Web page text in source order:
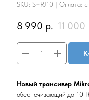
SKU: S+RJ10 | Оплата:
8 990 р. 11 000
Новый трансивер
обеспечивающий до 10